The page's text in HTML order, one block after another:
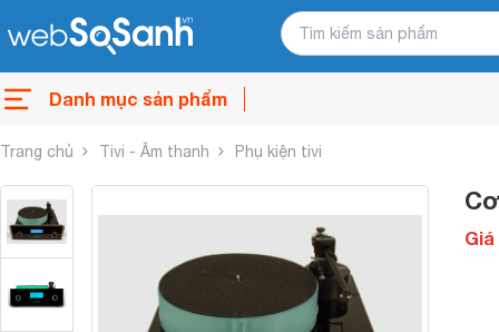
Danh mục sản phẩm
Trang chủ Tivi - Âm thanh Phụ kiện tivi
Giá